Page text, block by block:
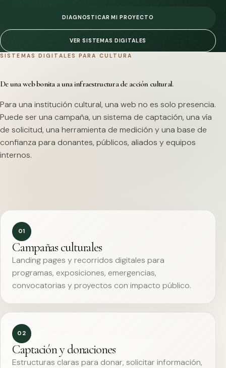
DIAGNOSTICAR MI PROYECTO
VER SISTEMAS DIGITALES
SISTEMAS DIGITALES PARA CULTURA
De una web bonita a una infraestructura de acción cultural.
Para una institución cultural, una web no es solo presencia.
Puede ser una campaña, un sistema de captación, una vía
de solicitud, una herramienta de medición y una base de
confianza para donantes, públicos, aliados y equipos
internos.
01
Campañas culturales
Landing pages y recorridos digitales para
programas, exposiciones, emergencias,
convocatorias y proyectos con impacto público.
02
Captación y donaciones
Estructuras claras para donar, solicitar información,